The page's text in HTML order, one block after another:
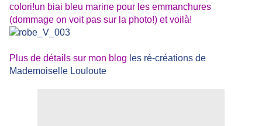
colori!un biai bleu marine pour les emmanchures
(dommage on voit pas sur la photo!) et voilà!
Plus de détails sur mon blog les ré-créations de
Mademoiselle Louloute